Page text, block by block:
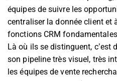
équipes de suivre les
centraliser la donnée client et
fonctions CRM
Là où ils se distinguent, c’est
son pipeline très visuel, très
les équipes de vente